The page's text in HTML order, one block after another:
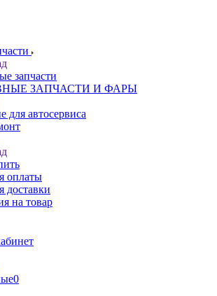
запчасти
ЗАПЧАСТИ И ФАРЫ
для автосервиса
оплаты
доставки
на товар
0